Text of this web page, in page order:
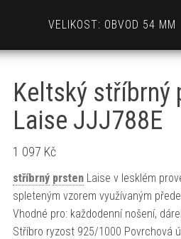
VELIKOST: OBVOD 54 MM
Keltský stříbrný
Laise JJJ788E
1 097 Kč
stříbrný prstenLaise v lesklém
spleteným vzorem využívaným
Vhodné pro: každodenní nošení,
Stříbro ryzost 925/1000 Povrchová